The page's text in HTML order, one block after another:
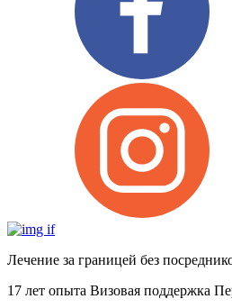
Лечение за границей без
17 лет опыта Визовая поддержка